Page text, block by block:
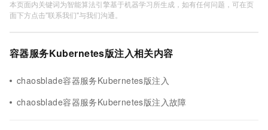
本页面内关键词为智能算法引擎基于机器学习所生成，如有任何问题，可在页
面下方点击"联系我们"与我们沟通。
容器服务Kubernetes版注入相关内容
chaosblade容器服务Kubernetes版注入
chaosblade容器服务Kubernetes版注入故障